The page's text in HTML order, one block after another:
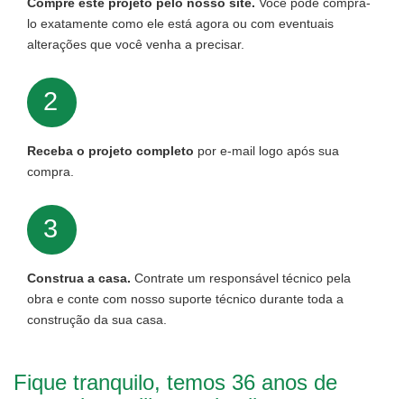
lo exatamente como ele está agora ou com eventuais
alterações que você venha a precisar.
2
Receba o projeto completo por e-mail logo após sua
compra.
3
Construa a casa. Contrate um responsável técnico pela
obra e conte com nosso suporte técnico durante toda a
construção da sua casa.
Fique tranquilo, temos 36 anos de